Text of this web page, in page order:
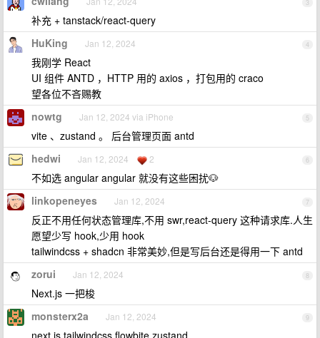
3
补充 + tanstack/react-query
4
HuKing Jan 12, 2024
我刚学 React
UI 组件 ANTD ，HTTP 用的 axios ，打包用的 craco
望各位不吝赐教
5
nowtg Jan 12, 2024 via iPhone
vite 、zustand 。 后台管理页面 antd
6
hedwi Jan 12, 2024 2
不如选 angular angular 就没有这些困扰🐶
7
linkopeneyes Jan 12, 2024
反正不用任何状态管理库,不用 swr,react-query 这种请求库.人生
愿望少写 hook,少用 hook
tailwindcss + shadcn 非常美妙,但是写后台还是得用一下 antd
8
zorui Jan 12, 2024
Next.js 一把梭
9
monsterx2a Jan 12, 2024
next.js tailwindcss flowbite zustand